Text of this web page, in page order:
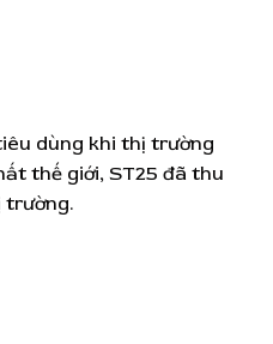
dùng khi thị trường
thế giới, ST25 đã thu
trường.